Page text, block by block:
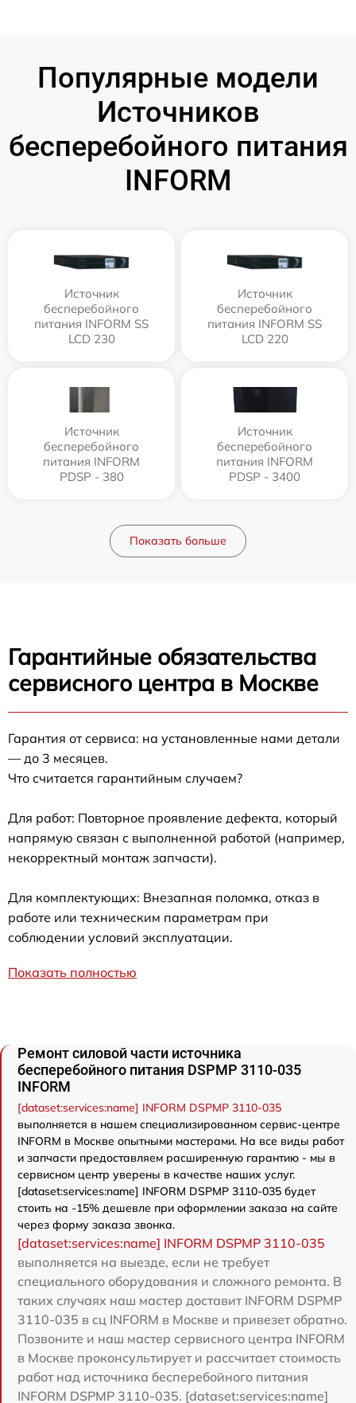
Популярные модели
Источников
бесперебойного питания
INFORM
Источник
бесперебойного
питания INFORM SS
LCD 230
Источник
бесперебойного
питания INFORM SS
LCD 220
Источник
бесперебойного
питания INFORM
PDSP - 380
Источник
бесперебойного
питания INFORM
PDSP - 3400
Показать больше
Гарантийные обязательства
сервисного центра в Москве
Гарантия от сервиса: на установленные нами детали
— до 3 месяцев.
Что считается гарантийным случаем?
Для работ: Повторное проявление дефекта, который
напрямую связан с выполненной работой (например,
некорректный монтаж запчасти).
Для комплектующих: Внезапная поломка, отказ в
работе или техническим параметрам при
соблюдении условий эксплуатации.
Показать полностью
Ремонт силовой части источника
бесперебойного питания DSPMP 3110-035
INFORM
[dataset:services:name] INFORM DSPMP 3110-035
выполняется в нашем специализированном сервис-центре
INFORM в Москве опытными мастерами. На все виды работ
и запчасти предоставляем расширенную гарантию - мы в
сервисном центр уверены в качестве наших услуг.
[dataset:services:name] INFORM DSPMP 3110-035 будет
стоить на -15% дешевле при оформлении заказа на сайте
через форму заказа звонка.
[dataset:services:name] INFORM DSPMP 3110-035
выполняется на выезде, если не требует
специального оборудования и сложного ремонта. В
таких случаях наш мастер доставит INFORM DSPMP
3110-035 в сц INFORM в Москве и привезет обратно.
Позвоните и наш мастер сервисного центра INFORM
в Москве проконсультирует и рассчитает стоимость
работ над источника бесперебойного питания
INFORM DSPMP 3110-035. [dataset:services:name]